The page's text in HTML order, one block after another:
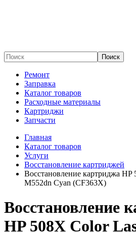
Поиск
Ремонт
Заправка
Каталог товаров
Расходные материалы
Картриджи
Запчасти
Главная
Каталог товаров
Услуги
Восстановление картриджей
Восстановление картриджа HP
M552dn Cyan (CF363X)
Восстановление
HP 508X Color